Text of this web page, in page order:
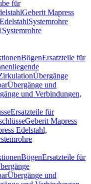
für
Geberit Mapress
Systemrohre
Systemrohre
BögenErsatzteile für
Übergänge
Übergänge und
und Verbindungen,
Ersatzteile für
Geberit Mapress
Edelstahl,
BögenErsatzteile für
Übergänge und